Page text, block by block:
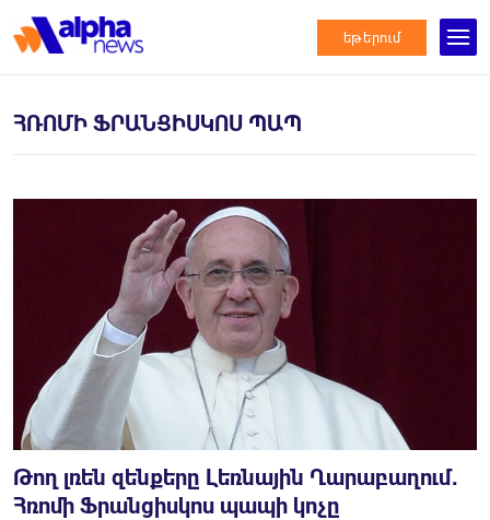
եթերում
ՀՌՈՄԻ ՖՐԱՆՑԻՍԿՈՍ ՊԱՊ
Թող լռեն զենքերը Լեռնային Ղարաբաղում․
Հռոմի Ֆրանցիսկոս պապի կոչը